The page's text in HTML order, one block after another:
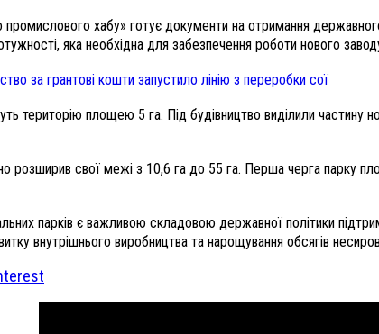
промислового хабу» готує документи на отримання
яка необхідна для забезпечення роботи нового
за грантові кошти запустило лінію з переробки сої
територію площею 5 га. Під будівництво виділили частину
розширив свої межі з 10,6 га до 55 га. Перша черга парку
парків є важливою складовою державної політики
внутрішнього виробництва та нарощування обсягів